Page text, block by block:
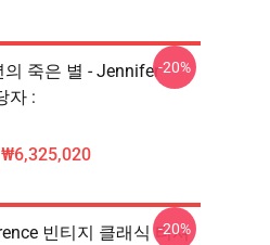
죽은 별 - Jennifer
자 :
-20%
빈티지 클래식 티셔
-20%